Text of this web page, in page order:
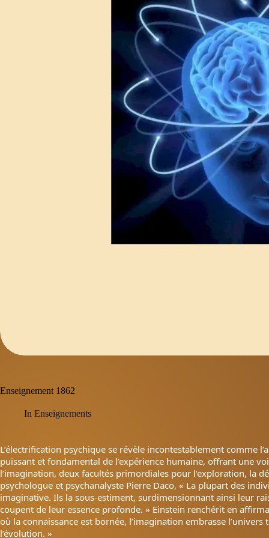
Enseignement 1862
In Enseignements
L’électrification psychique se révèle incontestablement comme
puissant et fondamental de l’expérience humaine, offrant une
l’imagination, deux facultés primordiales pour l’exploration, la
psychologue et psychanalyste Pierre Daco, « La plupart des
imaginative. Ils la sous-estiment, surdimensionnant ainsi leur
coupent de leur essence profonde. » Einstein renchérit en
où la connaissance est bornée, l’imagination embrasse
l’évolution. »